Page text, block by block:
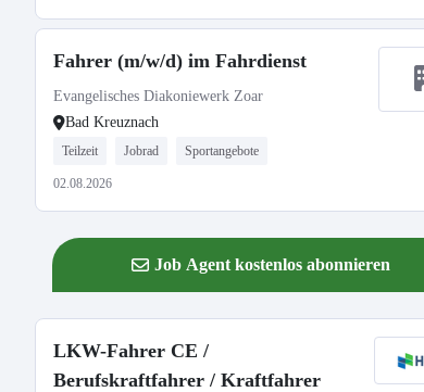
Fahrer (m/w/d) im Fahrdienst
Evangelisches Diakoniewerk Zoar
Bad Kreuznach
Teilzeit Jobrad Sportangebote
02.08.2026
Job Agent kostenlos abonnieren
LKW-Fahrer CE /
Berufskraftfahrer / Kraftfahrer